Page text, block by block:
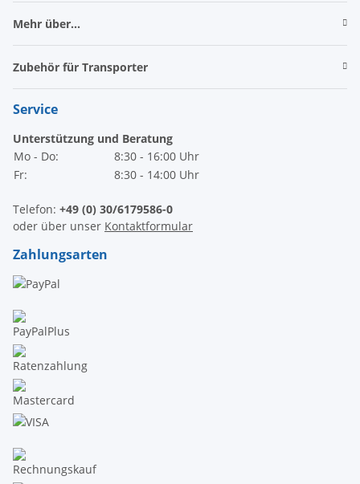
Mehr über...
Zubehör für Transporter
Service
Unterstützung und Beratung
Mo - Do:
8:30 - 16:00 Uhr
Fr:
8:30 - 14:00 Uhr
Telefon: +49 (0) 30/6179586-0
oder über unser Kontaktformular
Zahlungsarten